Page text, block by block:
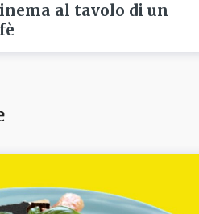
al tavolo di un